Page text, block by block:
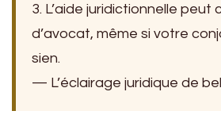
3. L’aide juridictionnelle peut
d’avocat, même si votre
sien.
— L’éclairage juridique de